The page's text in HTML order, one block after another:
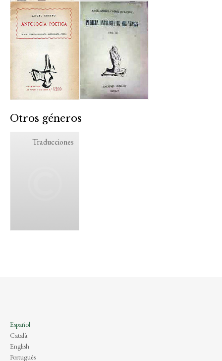
Otros géneros
Traducciones
Español
Català
English
Português